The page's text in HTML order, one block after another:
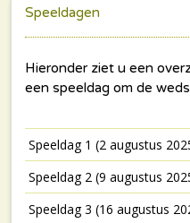
Speeldagen
Speeldag 1 (2 augustus
Speeldag 2 (9 augustus
Speeldag 3 (16 augustus